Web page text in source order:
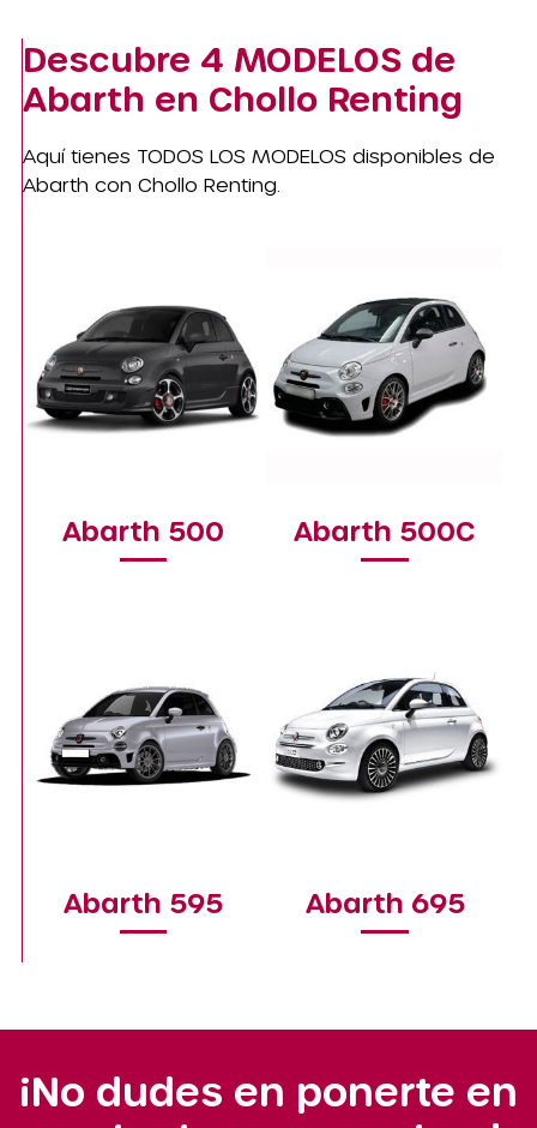
Descubre 4 MODELOS de
Abarth en Chollo Renting
Aquí tienes TODOS LOS MODELOS disponibles de
Abarth con Chollo Renting.
Abarth 500 Abarth 500C
Abarth 595 Abarth 695
¡No dudes en ponerte en